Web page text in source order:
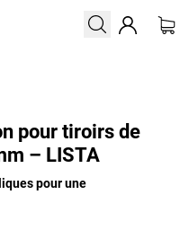
pour tiroirs de
– LISTA
pour une